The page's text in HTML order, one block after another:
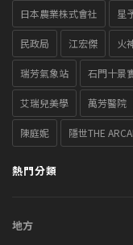
日本農業株式會社 星
民政局 江宏傑 火
瑞芳氣象站 石門十景
艾瑞兒美學 萬芳醫院
陳庭妮 隱世THE
熱門分類
地方